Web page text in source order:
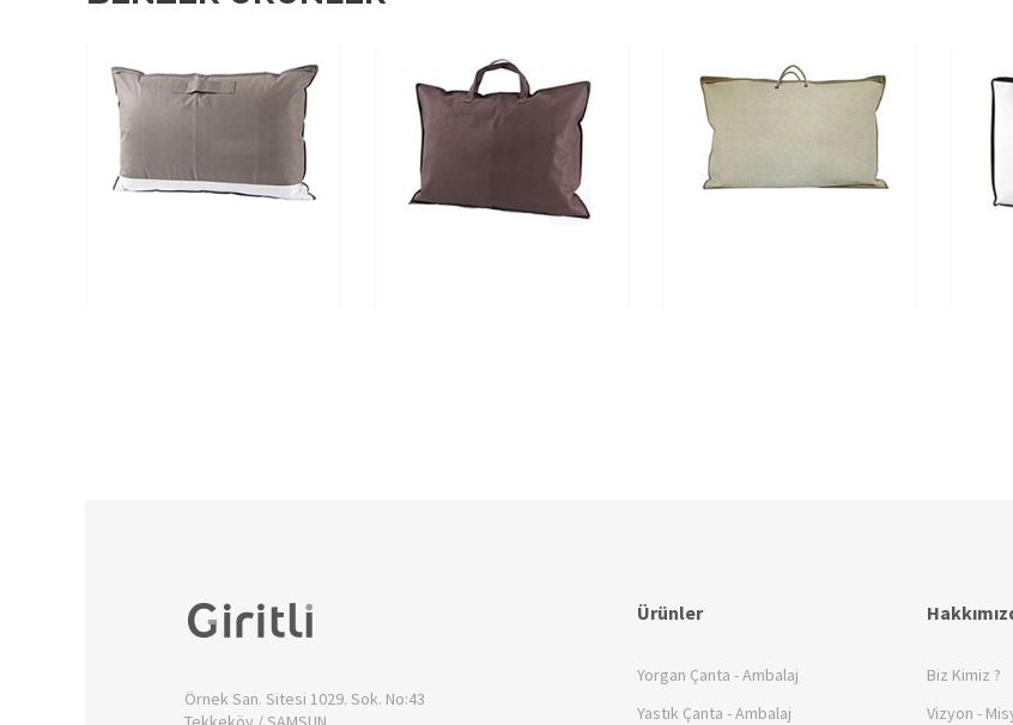
Örnek San. Sitesi 1029. Sok. No:43
Ürünler
Yorgan Çanta - Ambalaj
Yastık Çanta - Ambalaj
Biz Kimiz ?
Vizyon -